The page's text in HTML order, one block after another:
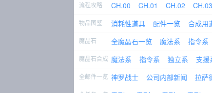
流程攻略 CH.00 CH.01 CH.02 CH.03
物品图鉴 消耗性道具 配件一览 合成用
魔晶石 全魔晶石一览 魔法系 指令系
魔晶石合成 魔法系 指令系 独立系 支援
全邮件一览 神罗战士 公司内部新闻 拉萨